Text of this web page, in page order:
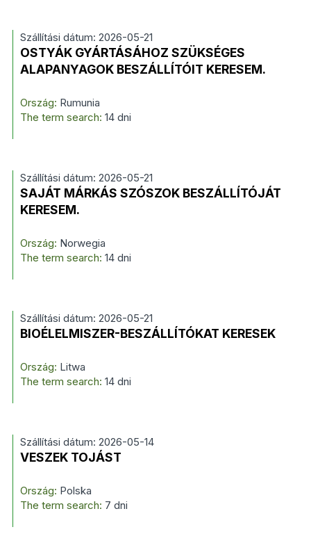
Szállítási dátum: 2026-05-21
OSTYÁK GYÁRTÁSÁHOZ SZÜKSÉGES
ALAPANYAGOK BESZÁLLÍTÓIT KERESEM.
Ország: Rumunia
The term search: 14 dni
Szállítási dátum: 2026-05-21
SAJÁT MÁRKÁS SZÓSZOK BESZÁLLÍTÓJÁT
KERESEM.
Ország: Norwegia
The term search: 14 dni
Szállítási dátum: 2026-05-21
BIOÉLELMISZER-BESZÁLLÍTÓKAT KERESEK
Ország: Litwa
The term search: 14 dni
Szállítási dátum: 2026-05-14
VESZEK TOJÁST
Ország: Polska
The term search: 7 dni